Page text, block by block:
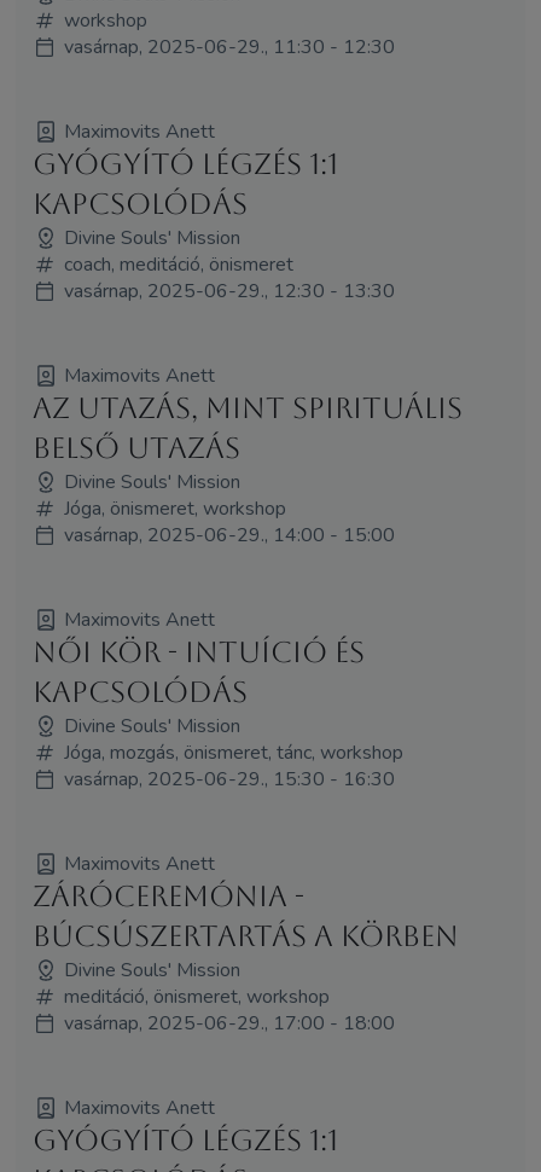
workshop
vasárnap, 2025-06-29., 11:30 - 12:30
Maximovits Anett
Gyógyító Légzés 1:1
Kapcsolódás
Divine Souls' Mission
coach, meditáció, önismeret
vasárnap, 2025-06-29., 12:30 - 13:30
Maximovits Anett
Az Utazás, mint Spirituális
Belső Utazás
Divine Souls' Mission
Jóga, önismeret, workshop
vasárnap, 2025-06-29., 14:00 - 15:00
Maximovits Anett
Női Kör - Intuíció és
Kapcsolódás
Divine Souls' Mission
Jóga, mozgás, önismeret, tánc, workshop
vasárnap, 2025-06-29., 15:30 - 16:30
Maximovits Anett
Záróceremónia -
Búcsúszertartás a Körben
Divine Souls' Mission
meditáció, önismeret, workshop
vasárnap, 2025-06-29., 17:00 - 18:00
Maximovits Anett
Gyógyító Légzés 1:1